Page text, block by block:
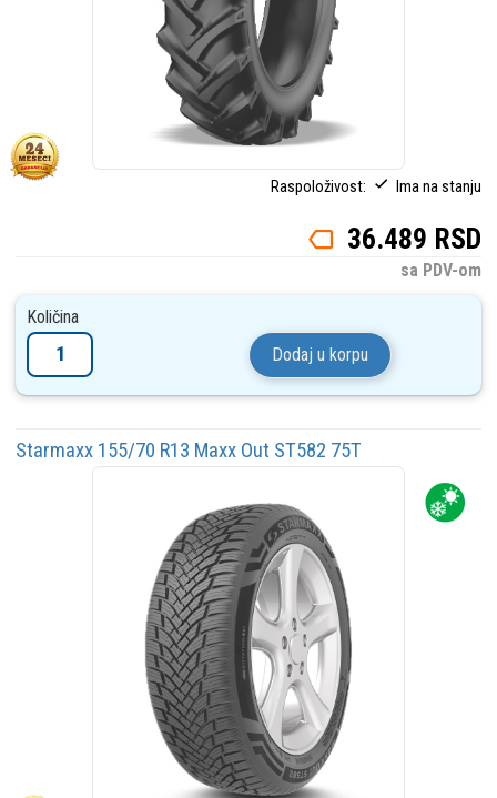
Raspoloživost: Ima na stanju
36.489 RSD
sa PDV-om
Količina
Dodaj u korpu
Starmaxx 155/70 R13 Maxx Out ST582 75T